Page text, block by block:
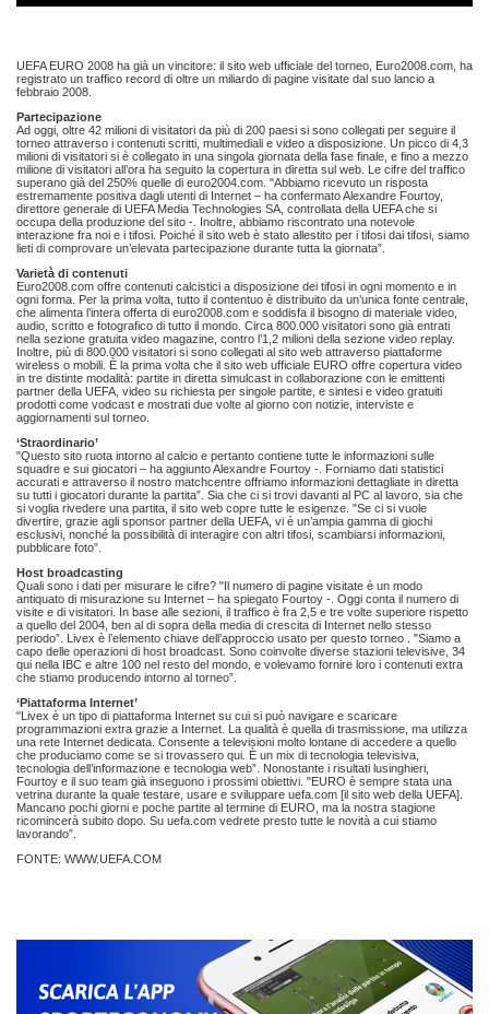
UEFA EURO 2008 ha già un vincitore: il sito web ufficiale del torneo, Euro2008.com, ha
registrato un traffico record di oltre un miliardo di pagine visitate dal suo lancio a
febbraio 2008.
Partecipazione
Ad oggi, oltre 42 milioni di visitatori da più di 200 paesi si sono collegati per seguire il
torneo attraverso i contenuti scritti, multimediali e video a disposizione. Un picco di 4,3
milioni di visitatori si è collegato in una singola giornata della fase finale, e fino a mezzo
milione di visitatori all’ora ha seguito la copertura in diretta sul web. Le cifre del traffico
superano già del 250% quelle di euro2004.com. "Abbiamo ricevuto un risposta
estremamente positiva dagli utenti di Internet – ha confermato Alexandre Fourtoy,
direttore generale di UEFA Media Technologies SA, controllata della UEFA che si
occupa della produzione del sito -. Inoltre, abbiamo riscontrato una notevole
interazione fra noi e i tifosi. Poiché il sito web è stato allestito per i tifosi dai tifosi, siamo
lieti di comprovare un’elevata partecipazione durante tutta la giornata”.
Varietà di contenuti
Euro2008.com offre contenuti calcistici a disposizione dei tifosi in ogni momento e in
ogni forma. Per la prima volta, tutto il contentuo è distribuito da un’unica fonte centrale,
che alimenta l’intera offerta di euro2008.com e soddisfa il bisogno di materiale video,
audio, scritto e fotografico di tutto il mondo. Circa 800.000 visitatori sono già entrati
nella sezione gratuita video magazine, contro l’1,2 milioni della sezione video replay.
Inoltre, più di 800.000 visitatori si sono collegati al sito web attraverso piattaforme
wireless o mobili. È la prima volta che il sito web ufficiale EURO offre copertura video
in tre distinte modalità: partite in diretta simulcast in collaborazione con le emittenti
partner della UEFA, video su richiesta per singole partite, e sintesi e video gratuiti
prodotti come vodcast e mostrati due volte al giorno con notizie, interviste e
aggiornamenti sul torneo.
‘Straordinario’
"Questo sito ruota intorno al calcio e pertanto contiene tutte le informazioni sulle
squadre e sui giocatori – ha aggiunto Alexandre Fourtoy -. Forniamo dati statistici
accurati e attraverso il nostro matchcentre offriamo informazioni dettagliate in diretta
su tutti i giocatori durante la partita”. Sia che ci si trovi davanti al PC al lavoro, sia che
si voglia rivedere una partita, il sito web copre tutte le esigenze. "Se ci si vuole
divertire, grazie agli sponsor partner della UEFA, vi è un’ampia gamma di giochi
esclusivi, nonché la possibilità di interagire con altri tifosi, scambiarsi informazioni,
pubblicare foto”.
Host broadcasting
Quali sono i dati per misurare le cifre? "Il numero di pagine visitate è un modo
antiquato di misurazione su Internet – ha spiegato Fourtoy -. Oggi conta il numero di
visite e di visitatori. In base alle sezioni, il traffico è fra 2,5 e tre volte superiore rispetto
a quello del 2004, ben al di sopra della media di crescita di Internet nello stesso
periodo”. Livex è l’elemento chiave dell’approccio usato per questo torneo . "Siamo a
capo delle operazioni di host broadcast. Sono coinvolte diverse stazioni televisive, 34
qui nella IBC e altre 100 nel resto del mondo, e volevamo fornire loro i contenuti extra
che stiamo producendo intorno al torneo”.
‘Piattaforma Internet’
"Livex è un tipo di piattaforma Internet su cui si può navigare e scaricare
programmazioni extra grazie a Internet. La qualità è quella di trasmissione, ma utilizza
una rete Internet dedicata. Consente a televisioni molto lontane di accedere a quello
che produciamo come se si trovassero qui. È un mix di tecnologia televisiva,
tecnologia dell’informazione e tecnologia web”. Nonostante i risultati lusinghieri,
Fourtoy e il suo team già inseguono i prossimi obiettivi. "EURO è sempre stata una
vetrina durante la quale testare, usare e sviluppare uefa.com [il sito web della UEFA].
Mancano pochi giorni e poche partite al termine di EURO, ma la nostra stagione
ricomincerà subito dopo. Su uefa.com vedrete presto tutte le novità a cui stiamo
lavorando”.
FONTE: WWW.UEFA.COM